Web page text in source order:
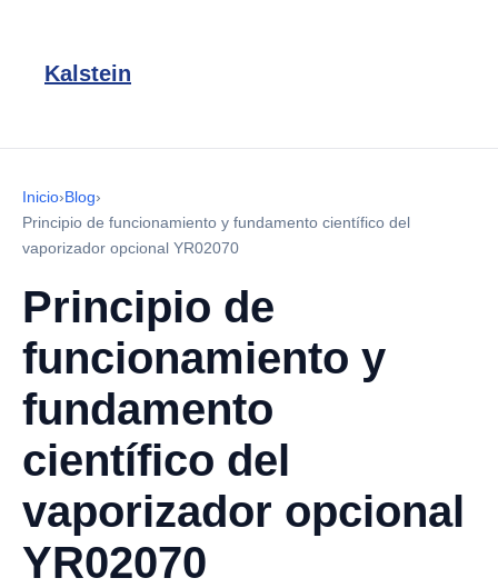
Kalstein
Inicio›Blog›
Principio de funcionamiento y fundamento científico del
vaporizador opcional YR02070
Principio de
funcionamiento y
fundamento
científico del
vaporizador opcional
YR02070